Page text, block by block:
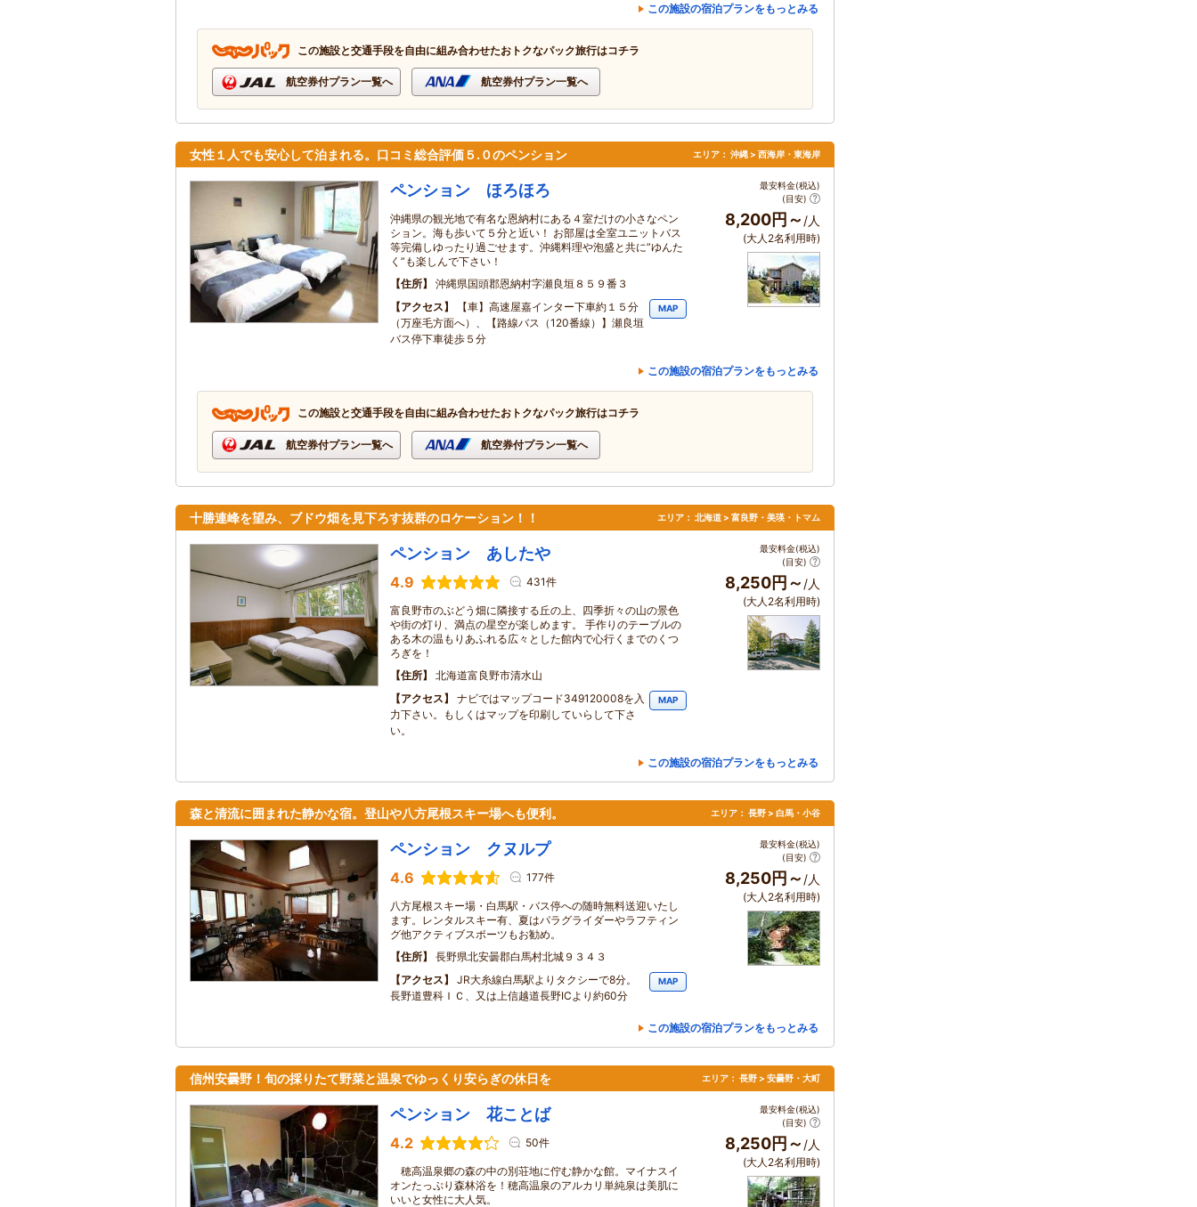
この施設の宿泊プランをもっとみる
この施設と交通手段を自由に組み合わせたおトクなパック旅行はコチラ
航空券付プラン一覧へ 航空券付プラン一覧へ
女性１人でも安心して泊まれる。口コミ総合評価５.０のペンション エリア： 沖縄 > 西海岸・東海岸
ペンション ほろほろ
沖縄県の観光地で有名な恩納村にある４室だけの小さなペン
ション。海も歩いて５分と近い！ お部屋は全室ユニットバス
等完備しゆったり過ごせます。沖縄料理や泡盛と共に”ゆんた
く”も楽しんで下さい！
住所
沖縄県国頭郡恩納村字瀬良垣８５９番３
アクセス
【車】高速屋嘉インター下車約１５分
（万座毛方面へ）、【路線バス（120番線）】瀬良垣
バス停下車徒歩５分
MAP
最安料金(税込)
(目安)
8,200円～/人
(大人2名利用時)
この施設の宿泊プランをもっとみる
この施設と交通手段を自由に組み合わせたおトクなパック旅行はコチラ
航空券付プラン一覧へ 航空券付プラン一覧へ
十勝連峰を望み、ブドウ畑を見下ろす抜群のロケーション！！ エリア： 北海道 > 富良野・美瑛・トマム
ペンション あしたや
4.9 431件
富良野市のぶどう畑に隣接する丘の上、四季折々の山の景色
や街の灯り、満点の星空が楽しめます。 手作りのテーブルの
ある木の温もりあふれる広々とした館内で心行くまでのくつ
ろぎを！
住所
北海道富良野市清水山
アクセス
ナビではマップコード349120008を入
力下さい。もしくはマップを印刷していらして下さ
い。
MAP
最安料金(税込)
(目安)
8,250円～ /人
(大人2名利用時)
この施設の宿泊プランをもっとみる
森と清流に囲まれた静かな宿。登山や八方尾根スキー場へも便利。 エリア： 長野 > 白馬・小谷
ペンション クヌルプ
4.6 177件
八方尾根スキー場・白馬駅・バス停への随時無料送迎いたし
ます。レンタルスキー有、夏はパラグライダーやラフティン
グ他アクティブスポーツもお勧め。
住所
長野県北安曇郡白馬村北城９３４３
アクセス
JR大糸線白馬駅よりタクシーで8分。
長野道豊科ＩＣ、又は上信越道長野ICより約60分
MAP
最安料金(税込)
(目安)
8,250円～ /人
(大人2名利用時)
この施設の宿泊プランをもっとみる
信州安曇野！旬の採りたて野菜と温泉でゆっくり安らぎの休日を エリア： 長野 > 安曇野・大町
ペンション 花ことば
4.2 50件
穂高温泉郷の森の中の別荘地に佇む静かな館。マイナスイ
オンたっぷり森林浴を！穂高温泉のアルカリ単純泉は美肌に
いいと女性に大人気。
最安料金(税込)
(目安)
8,250円～ /人
(大人2名利用時)